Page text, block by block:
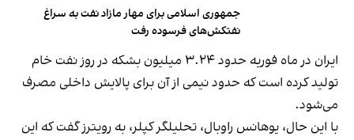
جمهوری اسلامی برای مهار مازاد نفت به سراغ
نفتکش‌های فرسوده رفت
ایران در ماه فوریه حدود ۳.۲۴ میلیون بشکه در روز نفت خام
تولید کرده است که حدود نیمی از آن برای پالایش داخلی مصرف
می‌شود.
با این حال، یوهانس راوبال، تحلیلگر کپلر، به‌ رویترز گفت که این